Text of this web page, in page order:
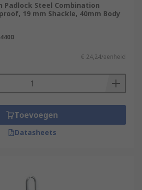
Padlock Steel Combination
19 mm Shackle, 40mm Body
€ 24,24/eenheid
Toevoegen
Datasheets